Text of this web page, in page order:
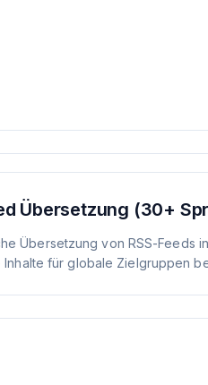
Übersetzung (30+
Übersetzung von RSS-Feeds
Inhalte für globale Zielgruppen